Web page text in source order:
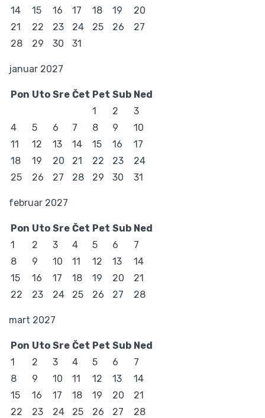
14
15 16 17 18 19
20
21
22 23 24 25 26
27
28
29 30 31
januar 2027
Pon Uto Sre Čet Pet Sub Ned
1
2
3
4
5 6 7 8 9
10
11
12 13 14 15 16
17
18
19 20 21 22 23
24
25
26 27 28 29 30 31
februar 2027
Pon Uto Sre Čet Pet Sub Ned
1
2 3 4 5 6
7
8
9 10 11 12 13
14
15
16 17 18 19 20
21
22
23 24 25 26 27 28
mart 2027
Pon Uto Sre Čet Pet Sub Ned
1
2 3 4 5 6
7
8
9 10 11 12 13
14
15
16 17 18 19 20
21
22
23 24 25 26 27
28